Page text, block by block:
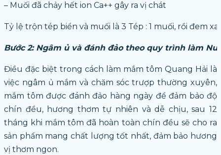
– Muối đã chảy hết ion Ca++ gây ra vị chát
Tỷ lệ trộn tép biển và muối là 3 Tép : 1 muối, rồi đem
Bước 2: Ngâm ủ và đánh đảo theo quy trình làm
Điều đặc biệt trong cách làm mắm tôm Quang Hải là
việc ngâm ủ mắm và chăm sóc trượp thường xuyên,
mắm tôm được đánh đảo hàng ngày để đảm bảo độ
chín đều, hương thơm tự nhiên và dễ chịu, sau 12
tháng khi mắm tôm đã hoàn toàn chín đều sẽ cho ra
sản phẩm mang chất lượng tốt nhất, đảm bảo hương
vị thơm ngon.